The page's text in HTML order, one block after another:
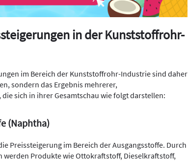
in der Kunststoffrohr-
im Bereich der Kunststoffrohr-Industrie sind daher
sondern das Ergebnis mehrerer,
sich in ihrer Gesamtschau wie folgt darstellen:
(Naphtha)
Preissteigerung im Bereich der Ausgangsstoffe. Durch
werden Produkte wie Ottokraftstoff, Dieselkraftstoff,